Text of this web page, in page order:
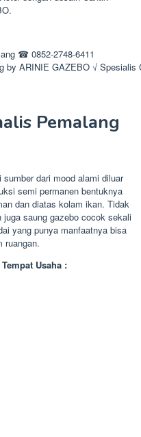
by ARINIE GAZEBO √ Spesialis
Pemalang
dari mood alami diluar
semi permanen bentuknya
dan diatas kolam ikan. Tidak
juga saung gazebo cocok sekali
yang punya manfaatnya bisa
ruangan.
Usaha :